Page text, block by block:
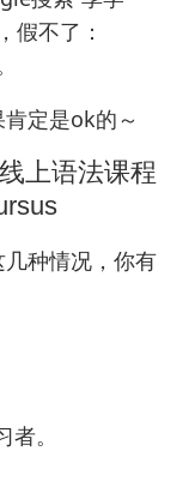
假不了：
定是ok的～
上语法课程
种情况，你有
。